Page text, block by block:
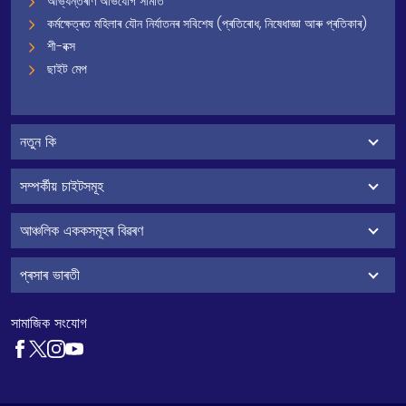
কৰ্মক্ষেত্ৰত মহিলাৰ যৌন নিৰ্যাতনৰ সবিশেষ (প্ৰতিৰোধ, নিষেধাজ্ঞা আৰু প্ৰতিকাৰ)
শী-বক্স
ছাইট মেপ
নতুন কি
সম্পৰ্কীয় চাইটসমূহ
আঞ্চলিক এককসমূহৰ বিৱৰণ
প্ৰসাৰ ভাৰতী
সামাজিক সংযোগ